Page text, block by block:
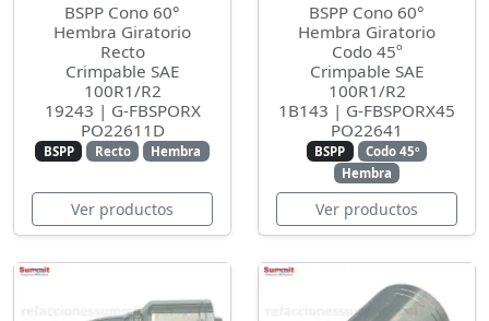
BSPP Cono 60°
Hembra Giratorio
Recto
Crimpable SAE
100R1/R2
19243 | G-FBSPORX
PO22611D
BSPP Recto Hembra
Ver productos
BSPP Cono 60°
Hembra Giratorio
Codo 45º
Crimpable SAE
100R1/R2
1B143 | G-FBSPORX45
PO22641
BSPP
Codo 45º
Hembra
Ver productos